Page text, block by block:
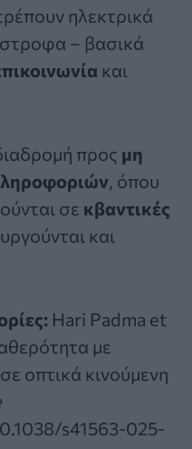
ηλεκτρικά
– βασικά
και
προς μη
, όπου
σε κβαντικές
και
Hari Padma et
με
οπτικά κινούμενη
s41563-025-